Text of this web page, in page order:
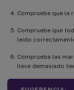
Compruebe que la
Compruebe que
leído
Comprueba las
lleve demasiado